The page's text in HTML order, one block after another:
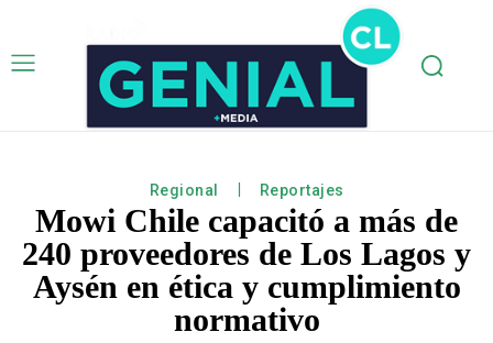
Regional Reportajes
Mowi Chile capacitó a más de
240 proveedores de Los Lagos y
Aysén en ética y cumplimiento
normativo